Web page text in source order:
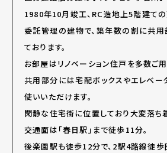
1980年10月竣工、RC造地上5階建ての
委託管理の建物で、築年数の割に共
ております。
お部屋はリノベーション住戸を多数ご用
共用部分には宅配ボックスやエレベー
使いいただけます。
閑静な住宅街に位置しており大変落ち
交通面は「春日駅」まで徒歩11分。
後楽園駅も徒歩12分で、2駅4路線徒歩